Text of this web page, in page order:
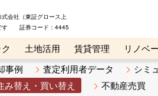
会社（東証グロース上
す 証券コード：4445
土地活用 賃貸管理 リノベ
講座 リビンマガジンBiz 不動
事例 査定利用者データ
シミ
み替え・買い替え 不動産売買